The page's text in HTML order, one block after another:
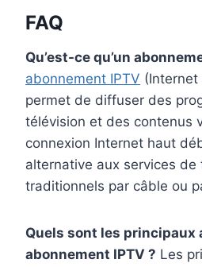
FAQ
Qu’est-ce qu’un
abonnement IPTV (Internet
permet de diffuser des
télévision et des contenus
connexion Internet haut
alternative aux services de
traditionnels par câble ou
Quels sont les principaux
abonnement IPTV ? Les